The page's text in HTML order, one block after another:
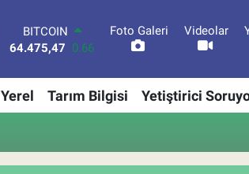
64.475,47
0.66
DOLAR
EURO
55,1336 0.18
STERLİN
6518.23 0.39
Foto Galeri Videolar
Yerel Tarım Bilgisi Yetiştirici